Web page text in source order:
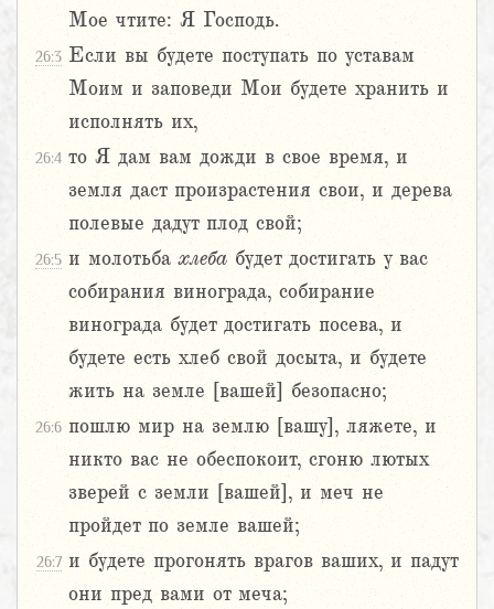
Мое чтите: Я Господь.
26:3 Если вы будете поступать по уставам
Моим и заповеди Мои будете хранить и
исполнять их,
26:4 то Я дам вам дожди в свое время, и
земля даст произрастения свои, и дерева
полевые дадут плод свой;
26:5 и молотьбахлеба будет достигать у вас
собирания винограда, собирание
винограда будет достигать посева, и
будете есть хлеб свой досыта, и будете
жить на земле [вашей] безопасно;
26:6 пошлю мир на землю [вашу], ляжете, и
никто вас не обеспокоит, сгоню лютых
зверей с земли [вашей], и меч не
пройдет по земле вашей;
26:7 и будете прогонять врагов ваших, и падут
они пред вами от меча;